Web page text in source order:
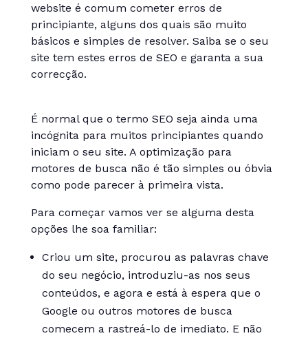
website é comum cometer erros de
principiante, alguns dos quais são muito
básicos e simples de resolver. Saiba se o seu
site tem estes erros de SEO e garanta a sua
correcção.
É normal que o termo SEO seja ainda uma
incógnita para muitos principiantes quando
iniciam o seu site. A optimização para
motores de busca não é tão simples ou óbvia
como pode parecer à primeira vista.
Para começar vamos ver se alguma desta
opções lhe soa familiar:
Criou um site, procurou as palavras chave
do seu negócio, introduziu-as nos seus
conteúdos, e agora e está à espera que o
Google ou outros motores de busca
comecem a rastreá-lo de imediato. E não